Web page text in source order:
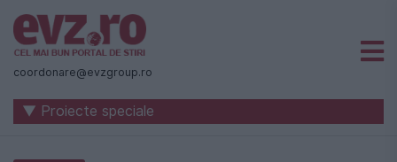
Știri
naționale
internaționale
coordonare@evzgroup.ro
▼ Proiecte speciale